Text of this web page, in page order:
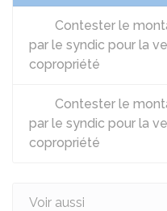
Contester le
par le syndic pour la
copropriété
Contester le
par le syndic pour la
copropriété
Voir aussi